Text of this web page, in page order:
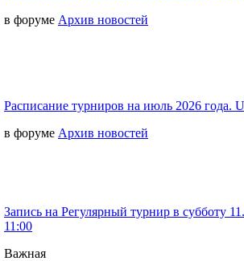
в форуме Архив новостей
Расписание турниров на июль 2026 года.
в форуме Архив новостей
Запись на Регулярный турнир в субботу
11:00
Важная